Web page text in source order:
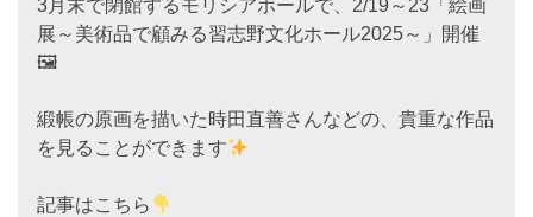
3月末で閉館するモリシアホールで、2/19～23「絵画
展～美術品で顧みる習志野文化ホール2025～」開催
🖼
緞帳の原画を描いた時田直善さんなどの、貴重な作品
を見ることができます
記事はこちら